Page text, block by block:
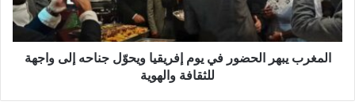
المغرب يبهر الحضور في يوم إفريقيا ويحوّل جناحه إلى واجهة
للثقافة والهوية